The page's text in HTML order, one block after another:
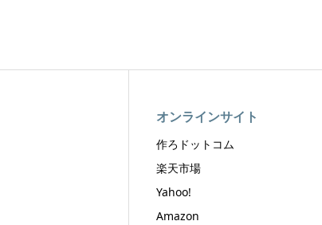
オンラインサイト
作ろドットコム
楽天市場
Yahoo!
Amazon